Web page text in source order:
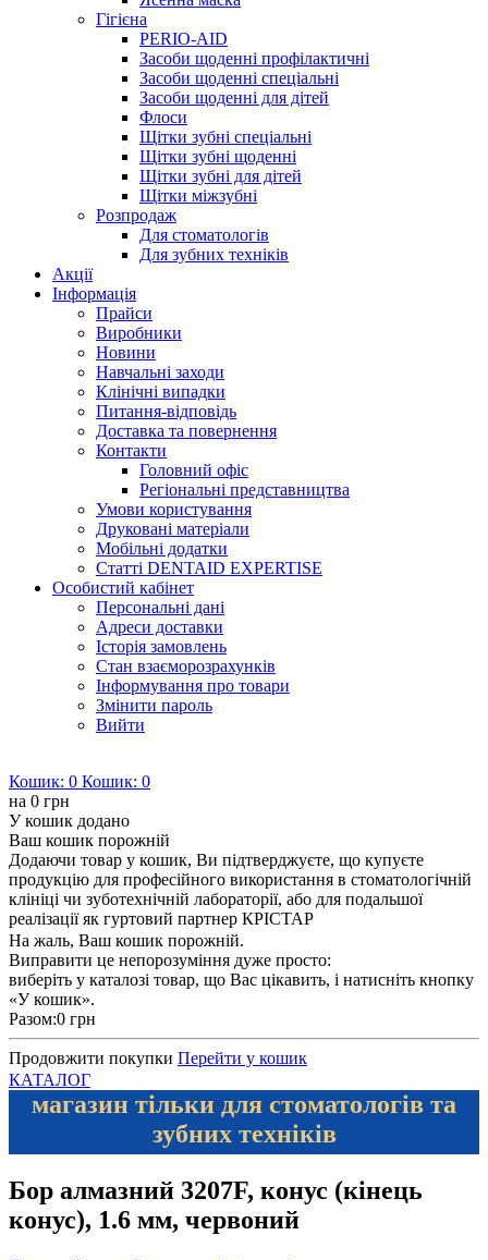
Гігієна
PERIO-AID
Засоби щоденні профілактичні
Засоби щоденні спеціальні
Засоби щоденні для дітей
Флоси
Щітки зубні спеціальні
Щітки зубні щоденні
Щітки зубні для дітей
Щітки міжзубні
Розпродаж
Для стоматологів
Для зубних техніків
Акції
Інформація
Прайси
Виробники
Новини
Навчальні заходи
Клінічні випадки
Питання-відповідь
Доставка та повернення
Контакти
Головний офіс
Регіональні представництва
Умови користування
Друковані матеріали
Мобільні додатки
Статті DENTAID EXPERTISE
Особистий кабінет
Персональні дані
Адреси доставки
Історія замовлень
Стан взаєморозрахунків
Інформування про товари
Змінити пароль
Вийти
Кошик: 0 Кошик: 0
на 0 грн
У кошик додано
Ваш кошик порожній
Додаючи товар у кошик, Ви підтверджуєте, що купуєте
продукцію для професійного використання в стоматологічній
клініці чи зуботехнічній лабораторії, або для подальшої
реалізації як гуртовий партнер КРІСТАР
На жаль, Ваш кошик порожній.
Виправити це непорозуміння дуже просто:
виберіть у каталозі товар, що Вас цікавить, і натисніть кнопку
«У кошик».
Разом:0 грн
Продовжити покупки Перейти у кошик
КАТАЛОГ
магазин тільки для стоматологів та
зубних техніків
Бор алмазний 3207F, конус (кінець
конус), 1.6 мм, червоний